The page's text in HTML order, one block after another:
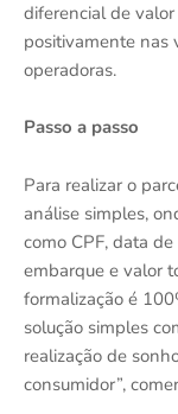
diferencial de
positivamente nas
operadoras.
Passo a passo
Para realizar o
análise simples,
como CPF, data
embarque e valor
formalização é
solução simples
realização de
consumidor”,